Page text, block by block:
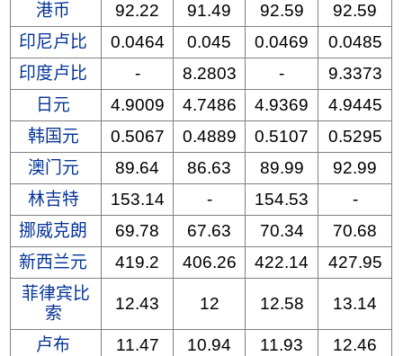
港币
92.22 91.49 92.59
92.59
印尼卢比
0.0464 0.045 0.0469
0.0485
印度卢比
- 8.2803 -
9.3373
日元
4.9009 4.7486 4.9369
4.9445
韩国元
0.5067 0.4889 0.5107
0.5295
澳门元
89.64 86.63 89.99
92.99
林吉特
153.14 - 154.53
-
挪威克朗
69.78 67.63 70.34
70.68
新西兰元
419.2 406.26 422.14
427.95
菲律宾比
索
12.43 12 12.58 13.14
卢布 11.47 10.94 11.93
12.46